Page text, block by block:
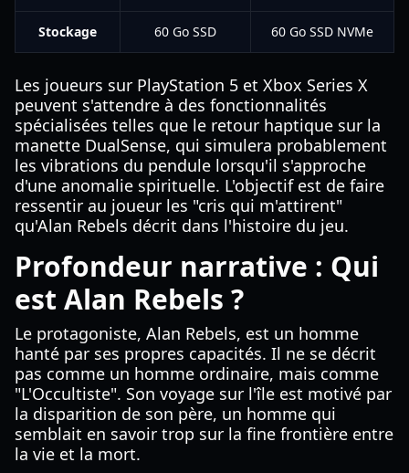
Stockage 60 Go SSD 60 Go SSD NVMe
Les joueurs sur PlayStation 5 et Xbox Series X
peuvent s'attendre à des fonctionnalités
spécialisées telles que le retour haptique sur la
manette DualSense, qui simulera probablement
les vibrations du pendule lorsqu'il s'approche
d'une anomalie spirituelle. L'objectif est de faire
ressentir au joueur les "cris qui m'attirent"
qu'Alan Rebels décrit dans l'histoire du jeu.
Profondeur narrative : Qui
est Alan Rebels ?
Le protagoniste, Alan Rebels, est un homme
hanté par ses propres capacités. Il ne se décrit
pas comme un homme ordinaire, mais comme
"L'Occultiste". Son voyage sur l'île est motivé par
la disparition de son père, un homme qui
semblait en savoir trop sur la fine frontière entre
la vie et la mort.